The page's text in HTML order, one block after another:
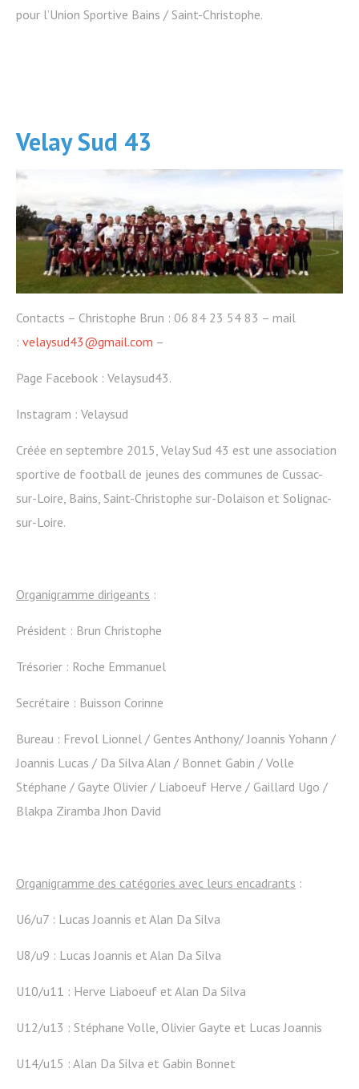
pour l’Union Sportive Bains / Saint-Christophe.
Velay Sud 43
Contacts – Christophe Brun : 06 84 23 54 83 – mail
: velaysud43@gmail.com –
Page Facebook : Velaysud43.
Instagram : Velaysud
Créée en septembre 2015, Velay Sud 43 est une association
sportive de football de jeunes des communes de Cussac-
sur-Loire, Bains, Saint-Christophe sur-Dolaison et Solignac-
sur-Loire.
Organigramme dirigeants :
Président : Brun Christophe
Trésorier : Roche Emmanuel
Secrétaire : Buisson Corinne
Bureau : Frevol Lionnel / Gentes Anthony/ Joannis Yohann /
Joannis Lucas / Da Silva Alan / Bonnet Gabin / Volle
Stéphane / Gayte Olivier / Liaboeuf Herve / Gaillard Ugo /
Blakpa Ziramba Jhon David
Organigramme des catégories avec leurs encadrants :
U6/u7 : Lucas Joannis et Alan Da Silva
U8/u9 : Lucas Joannis et Alan Da Silva
U10/u11 : Herve Liaboeuf et Alan Da Silva
U12/u13 : Stéphane Volle, Olivier Gayte et Lucas Joannis
U14/u15 : Alan Da Silva et Gabin Bonnet